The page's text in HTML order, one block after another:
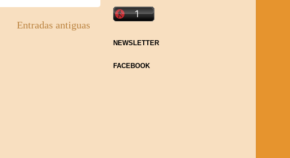
Entradas antiguas
NEWSLETTER
FACEBOOK